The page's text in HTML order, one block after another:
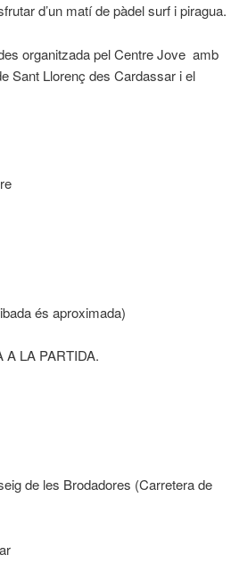
d’un matí de pàdel surf i piragua.
organitzada pel Centre Jove amb
Sant Llorenç des Cardassar i el
és aproximada)
A LA PARTIDA.
de les Brodadores (Carretera de